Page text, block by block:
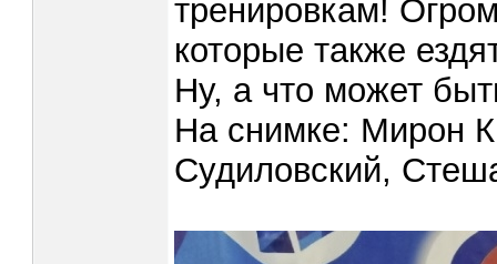
тренировкам!
которые также
Ну, а что может
На снимке: Мирон
Судиловский,